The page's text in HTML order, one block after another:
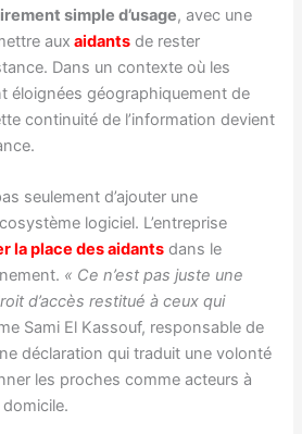
simple d’usage, avec une
aux aidants de rester
Dans un contexte où les
éloignées géographiquement de
continuité de l’information devient
seulement d’ajouter une
logiciel. L’entreprise
la place des aidants dans le
« Ce n’est pas juste une
d’accès restitué à ceux qui
Sami El Kassouf, responsable de
déclaration qui traduit une volonté
les proches comme acteurs à
domicile.